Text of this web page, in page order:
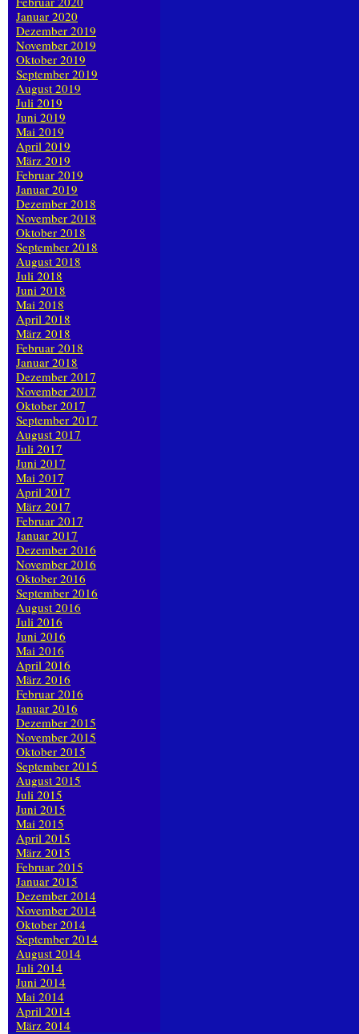
Januar 2020
Dezember 2019
November 2019
Oktober 2019
September 2019
August 2019
Juli 2019
Juni 2019
Mai 2019
April 2019
März 2019
Februar 2019
Januar 2019
Dezember 2018
November 2018
Oktober 2018
September 2018
August 2018
Juli 2018
Juni 2018
Mai 2018
April 2018
März 2018
Februar 2018
Januar 2018
Dezember 2017
November 2017
Oktober 2017
September 2017
August 2017
Juli 2017
Juni 2017
Mai 2017
April 2017
März 2017
Februar 2017
Januar 2017
Dezember 2016
November 2016
Oktober 2016
September 2016
August 2016
Juli 2016
Juni 2016
Mai 2016
April 2016
März 2016
Februar 2016
Januar 2016
Dezember 2015
November 2015
Oktober 2015
September 2015
August 2015
Juli 2015
Juni 2015
Mai 2015
April 2015
März 2015
Februar 2015
Januar 2015
Dezember 2014
November 2014
Oktober 2014
September 2014
August 2014
Juli 2014
Juni 2014
Mai 2014
April 2014
März 2014